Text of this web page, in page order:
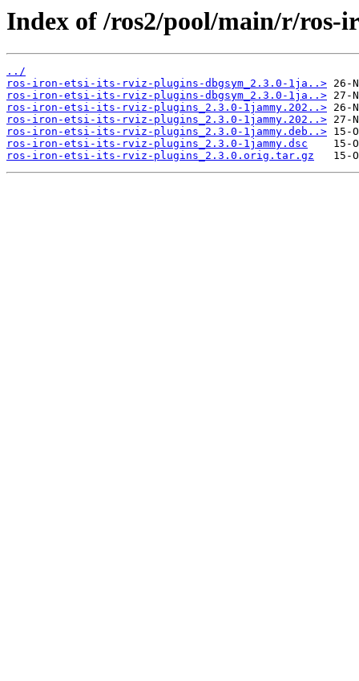
Index of /ros2/pool/main/r/ros-
../
ros-iron-etsi-its-rviz-plugins-dbgsym_2.3.0-1ja..>
ros-iron-etsi-its-rviz-plugins-dbgsym_2.3.0-1ja..>
ros-iron-etsi-its-rviz-plugins_2.3.0-1jammy.202..>
ros-iron-etsi-its-rviz-plugins_2.3.0-1jammy.202..>
ros-iron-etsi-its-rviz-plugins_2.3.0-1jammy.deb..>
ros-iron-etsi-its-rviz-plugins_2.3.0-1jammy.dsc
ros-iron-etsi-its-rviz-plugins_2.3.0.orig.tar.gz